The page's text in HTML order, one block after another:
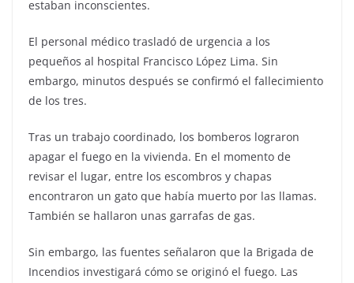
estaban inconscientes.
El personal médico trasladó de urgencia a los
pequeños al hospital Francisco López Lima. Sin
embargo, minutos después se confirmó el fallecimiento
de los tres.
Tras un trabajo coordinado, los bomberos lograron
apagar el fuego en la vivienda. En el momento de
revisar el lugar, entre los escombros y chapas
encontraron un gato que había muerto por las llamas.
También se hallaron unas garrafas de gas.
Sin embargo, las fuentes señalaron que la Brigada de
Incendios investigará cómo se originó el fuego. Las